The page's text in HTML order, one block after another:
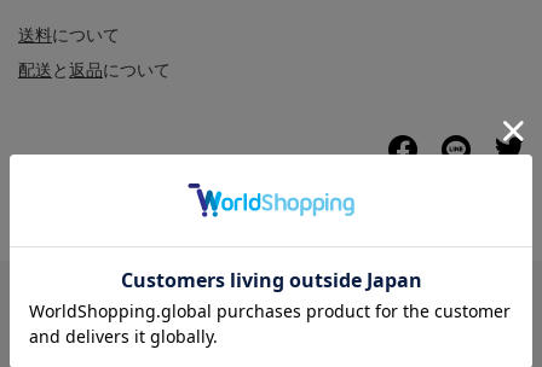
送料について
配送と返品について
レビュー